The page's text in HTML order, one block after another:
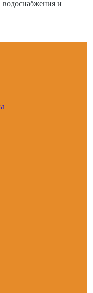
водоснабжения и